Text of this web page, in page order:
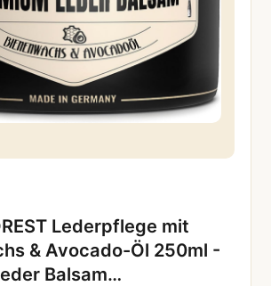
Lederpflege mit
& Avocado-Öl 250ml -
Balsam…